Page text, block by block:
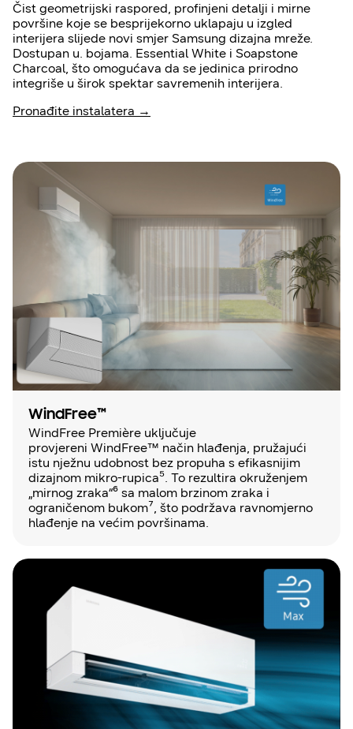
Čist geometrijski raspored, profinjeni detalji i mirne
površine koje se besprijekorno uklapaju u izgled
interijera slijede novi smjer Samsung dizajna mreže.
Dostupan u. bojama. Essential White i Soapstone
Charcoal, što omogućava da se jedinica prirodno
integriše u širok spektar savremenih interijera.
Pronađite instalatera →
WindFree™
WindFree Première uključuje
provjereni WindFree™ način hlađenja, pružajući
istu nježnu udobnost bez propuha s efikasnijim
dizajnom mikro-rupica⁵. To rezultira okruženjem
„mirnog zraka“⁶ sa malom brzinom zraka i
ograničenom bukom⁷, što podržava ravnomjerno
hlađenje na većim površinama.